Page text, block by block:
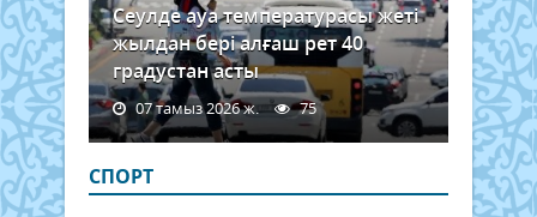
Сеулде ауа температурасы жеті
жылдан бері алғаш рет 40
градустан асты
07 тамыз 2026 ж. 75
СПОРТ